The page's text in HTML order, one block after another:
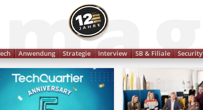
Anwendung Strategie Interview SB & Filiale Security